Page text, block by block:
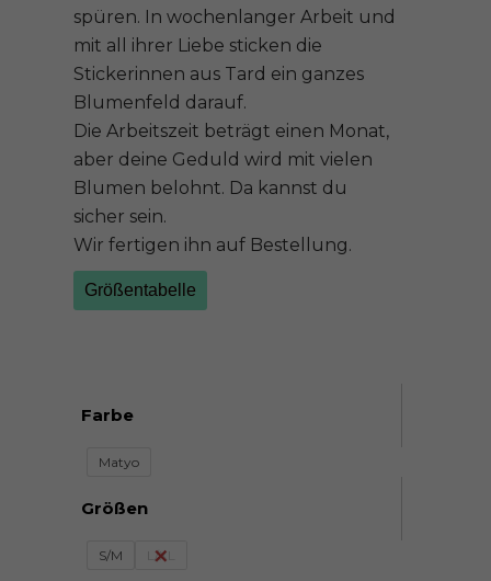
spüren. In wochenlanger Arbeit und
mit all ihrer Liebe sticken die
Stickerinnen aus Tard ein ganzes
Blumenfeld darauf.
Die Arbeitszeit beträgt einen Monat,
aber deine Geduld wird mit vielen
Blumen belohnt. Da kannst du
sicher sein.
Wir fertigen ihn auf Bestellung.
Größentabelle
Farbe
Matyo
Größen
S/M L/XL